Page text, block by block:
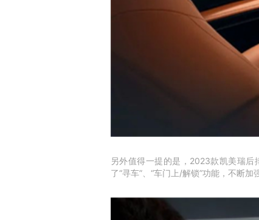
另外值得一提的是，2023款凯美瑞后
了“寻车”、“车门上/解锁”功能，不断